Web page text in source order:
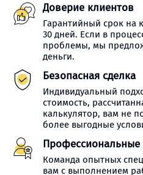
Доверие клиентов
Гарантийный срок на
30 дней. Если в
проблемы, мы
деньги.
Безопасная сделка
Индивидуальный
стоимость,
калькулятор, вам не
более выгодные
Профессиональные
Команда опытных
вам с выполнением